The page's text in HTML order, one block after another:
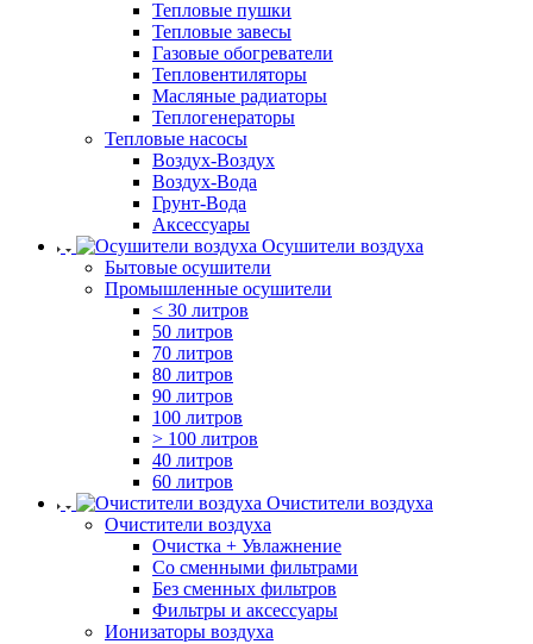
Тепловые пушки
Тепловые завесы
Газовые обогреватели
Тепловентиляторы
Масляные радиаторы
Теплогенераторы
Тепловые насосы
Воздух-Воздух
Воздух-Вода
Грунт-Вода
Аксессуары
Осушители воздуха
Бытовые осушители
Промышленные осушители
< 30 литров
50 литров
70 литров
80 литров
90 литров
100 литров
> 100 литров
40 литров
60 литров
Очистители воздуха
Очистители воздуха
Очистка + Увлажнение
Cо сменными фильтрами
Без сменных фильтров
Фильтры и аксессуары
Ионизаторы воздуха